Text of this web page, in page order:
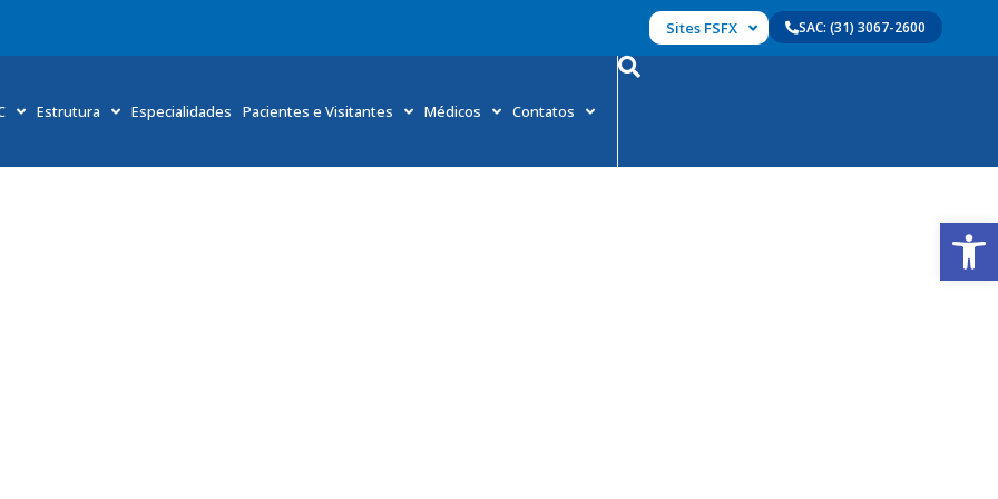
Abrir
SAC: (31) 3067-2600
Sites FSFX
Estrutura Especialidades Pacientes e Visitantes Médicos Contatos